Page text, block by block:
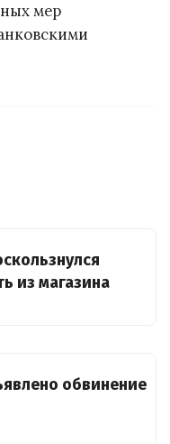
мер
из магазина
обвинение